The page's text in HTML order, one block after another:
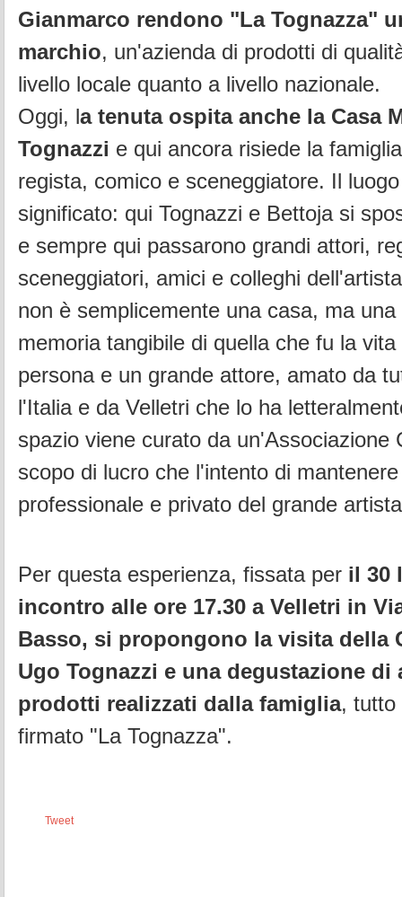
Gianmarco rendono "La Tognazza"
marchio, un'azienda di prodotti di
livello locale quanto a livello nazionale.
Oggi, la tenuta ospita anche la Casa
Tognazzi e qui ancora risiede la
regista, comico e sceneggiatore. Il
significato: qui Tognazzi e Bettoja si
e sempre qui passarono grandi attori,
sceneggiatori, amici e colleghi
non è semplicemente una casa, ma una
memoria tangibile di quella che fu la
persona e un grande attore, amato da
l'Italia e da Velletri che lo ha
spazio viene curato da un'Associazione
scopo di lucro che l'intento di
professionale e privato del grande
Per questa esperienza, fissata per il 30
incontro alle ore 17.30 a Velletri in
Basso, si propongono la visita della
Ugo Tognazzi e una degustazione di
prodotti realizzati dalla famiglia, tutto
firmato "La Tognazza".
Tweet